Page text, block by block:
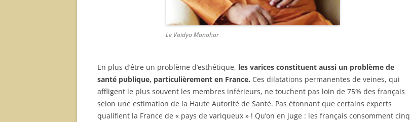
Le Vaidya Manohar
En plus d’être un problème d’esthétique, les varices constituent aussi un problème de
santé publique, particulièrement en France. Ces dilatations permanentes de veines, qui
affligent le plus souvent les membres inférieurs, ne touchent pas loin de 75% des français
selon une estimation de la Haute Autorité de Santé. Pas étonnant que certains experts
qualifient la France de « pays de variqueux » ! Qu’on en juge : les français consomment cinq